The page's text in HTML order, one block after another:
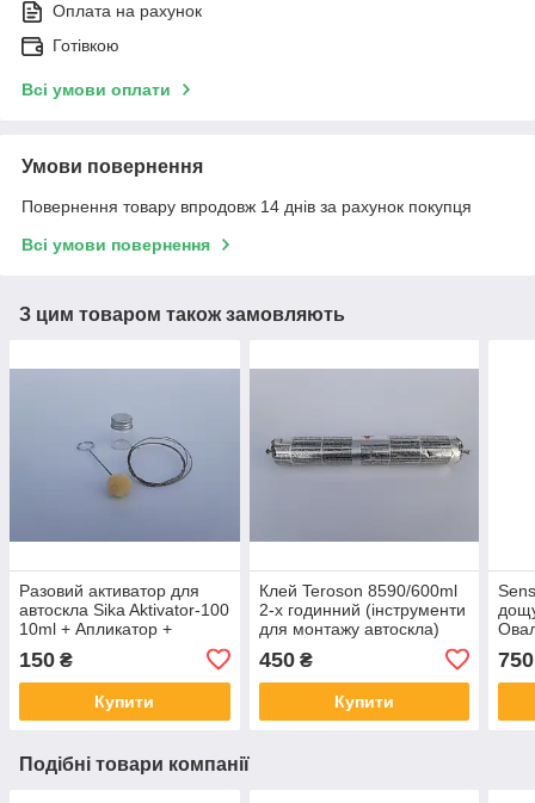
Оплата на рахунок
Готівкою
Всі умови оплати
Умови повернення
Повернення товару впродовж 14 днів за рахунок покупця
Всі умови повернення
З цим товаром також замовляють
Разовий активатор для
автоскла Sika Aktivator-100
10ml + Апликатор +
150 ₴
Купити
Клей Teroson 8590/600ml
2-х годинний (інструменти
для монтажу автоскла)
450₴
Купити
750
Подібні товари компанії